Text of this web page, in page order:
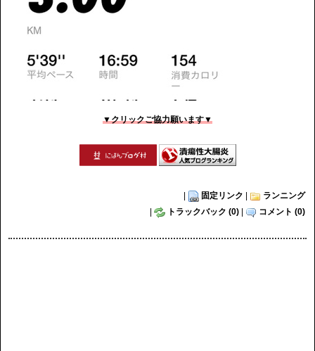
▼クリックご協力願います▼
固定リンク
ランニング
トラックバック (0) コメント (0)